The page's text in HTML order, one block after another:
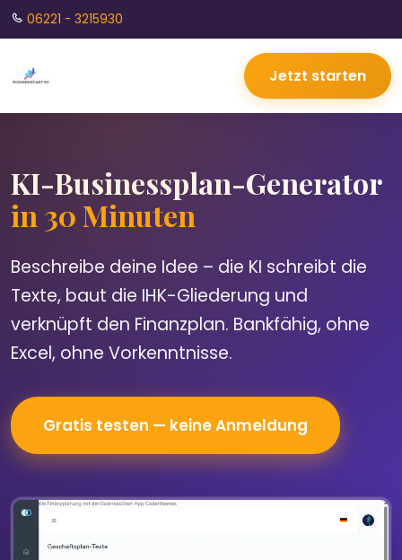
06221 - 3215930
Jetzt starten
KI-Businessplan-Generator
in 30 Minuten
Beschreibe deine Idee – die KI schreibt die
Texte, baut die IHK-Gliederung und
verknüpft den Finanzplan. Bankfähig, ohne
Excel, ohne Vorkenntnisse.
Gratis testen — keine Anmeldung